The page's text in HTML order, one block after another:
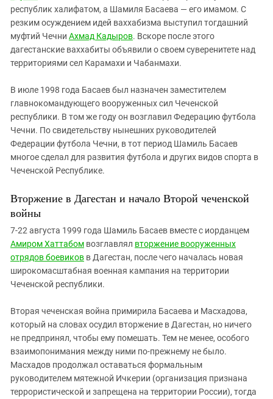
республик халифатом, а Шамиля Басаева — его имамом. С
резким осуждением идей ваххабизма выступил тогдашний
муфтий Чечни Ахмад Кадыров. Вскоре после этого
дагестанские ваххабиты объявили о своем суверенитете над
территориями сел Карамахи и Чабанмахи.
В июле 1998 года Басаев был назначен заместителем
главнокомандующего вооруженных сил Чеченской
республики. В том же году он возглавил Федерацию футбола
Чечни. По свидетельству нынешних руководителей
Федерации футбола Чечни, в тот период Шамиль Басаев
многое сделал для развития футбола и других видов спорта в
Чеченской Республике.
Вторжение в Дагестан и начало Второй чеченской
войны
7-22 августа 1999 года Шамиль Басаев вместе с иорданцем
Амиром Хаттабом возглавлял вторжение вооруженных
отрядов боевиков в Дагестан, после чего началась новая
широкомасштабная военная кампания на территории
Чеченской республики.
Вторая чеченская война примирила Басаева и Масхадова,
который на словах осудил вторжение в Дагестан, но ничего
не предпринял, чтобы ему помешать. Тем не менее, особого
взаимопонимания между ними по-прежнему не было.
Масхадов продолжал оставаться формальным
руководителем мятежной Ичкерии (организация признана
террористической и запрещена на территории России), тогда